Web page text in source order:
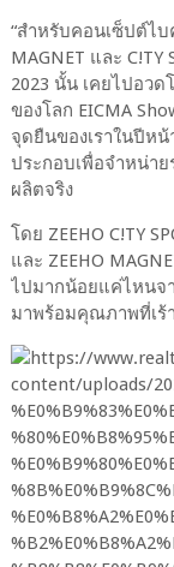
“สำหรับคอนเซ็ปต์ไ
MAGNET และ
2023 นั้น เคยไปอว
ของโลก EICMA
จุดยืนของเราในปีห
ประกอบเพื่อจำหน่า
ผลิตจริง
โดย ZEEHO C!TY
และ ZEEHO
ไปมากน้อยแค่ไหนจ
มาพร้อมคุณภาพที่เร้